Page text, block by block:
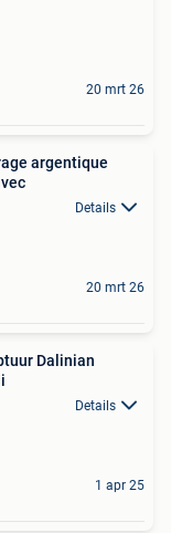
20 mrt 26
argentique
Details
20 mrt 26
Dalinian
Details
1 apr 25